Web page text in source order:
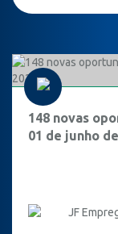
148 novas
01 de junho
JF